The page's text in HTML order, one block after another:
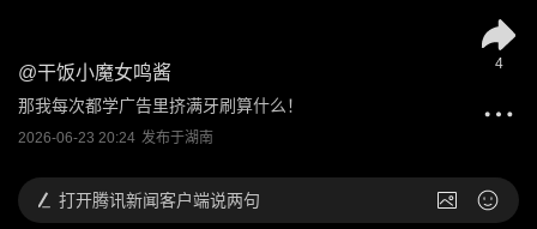
@干饭小魔女鸣酱
那我每次都学广告里挤满牙刷算什么！
2026-06-23 20:24 发布于湖南
4
打开腾讯新闻客户端说两句